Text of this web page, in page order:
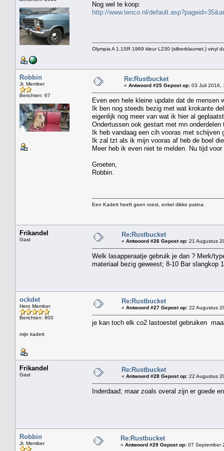
Nog wel te koop:
http://www.tenco.nl/
Olympia A 1.1SR 1969 kleur L230 (silberblaumet.) vinyl
Robbin
Jr. Member
Berichten: 67
Re:Rustbucket
« Antwoord #25 Gepost op: 03 Juli 2016,
Even een hele kleine update dat de mensen
Ik ben nog steeds bezig met wat krokante
eigenlijk nog meer van wat ik hier al
Ondertussen ook gestart met mn onderdelen
Ik heb vandaag een cih vooras met schijven
Ik zal tzt als ik mijn vooras af heb de boel
Meer heb ik even niet te melden. Nu tijd
Groeten,
Robbin.
Een Kadett heeft geen roest, enkel dikke patina.
Frikandel
Gast
Re:Rustbucket
« Antwoord #26 Gepost op: 21 Augustus
Welk lasapperaatje gebruik je dan ? Merk/
materiaal bezig geweest; 8-10 Bar slangkop
ockdet
Hero Member
Berichten: 800
mijn kadett
Re:Rustbucket
« Antwoord #27 Gepost op: 22 Augustus
je kan toch elk co2 lastoestel gebruiken
Frikandel
Gast
Re:Rustbucket
« Antwoord #28 Gepost op: 22 Augustus
Inderdaad; maar zoals overal zijn er goede
Robbin
Jr. Member
Re:Rustbucket
« Antwoord #29 Gepost op: 07 September